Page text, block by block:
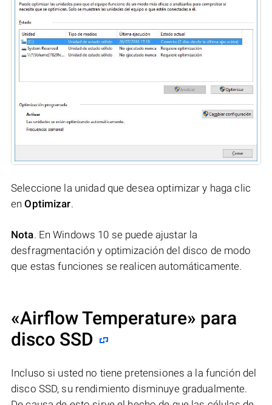
Seleccione la unidad que desea optimizar y haga clic
enOptimizar.
Nota. En Windows 10 se puede ajustar la
desfragmentación y optimización del disco de modo
que estas funciones se realicen automáticamente.
«Airflow Temperature» para
disco SSD
Incluso si usted no tiene pretensiones a la función del
disco SSD, su rendimiento disminuye gradualmente.